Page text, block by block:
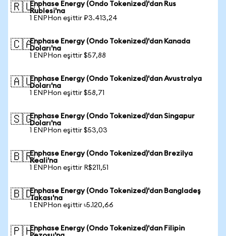
🇷🇺Enphase Energy (Ondo Tokenized)'dan Rus
Rublesi'na
1 ENPHon eşittir ₽3.413,24
🇨🇦Enphase Energy (Ondo Tokenized)'dan Kanada
Doları'na
1 ENPHon eşittir $57,88
🇦🇺Enphase Energy (Ondo Tokenized)'dan Avustralya
Doları'na
1 ENPHon eşittir $58,71
🇸🇬Enphase Energy (Ondo Tokenized)'dan Singapur
Doları'na
1 ENPHon eşittir $53,03
🇧🇷Enphase Energy (Ondo Tokenized)'dan Brezilya
Reali'na
1 ENPHon eşittir R$211,51
🇧🇩Enphase Energy (Ondo Tokenized)'dan Bangladeş
Takası'na
1 ENPHon eşittir ৳5.120,66
🇵🇭Enphase Energy (Ondo Tokenized)'dan Filipin